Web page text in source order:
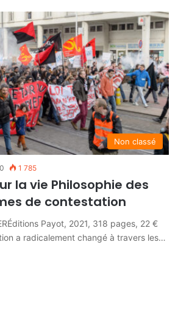
Non classé
0 1 785
la vie Philosophie des
de contestation
Payot, 2021, 318 pages, 22 €
a radicalement changé à travers les…